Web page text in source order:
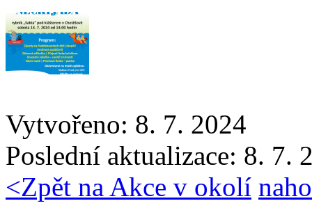
Vytvořeno: 8. 7. 2024
Poslední aktualizace: 8. 7.
<Zpět na Akce v okolí